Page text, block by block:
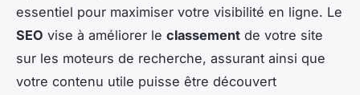
essentiel pour maximiser votre visibilité en ligne. Le
SEO vise à améliorer le classement de votre site
sur les moteurs de recherche, assurant ainsi que
votre contenu utile puisse être découvert